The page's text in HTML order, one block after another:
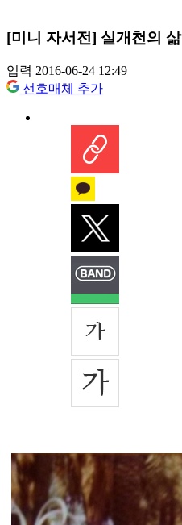
[미니 자서전] 실개천의 삶
입력 2016-06-24 12:49
선호매체 추가